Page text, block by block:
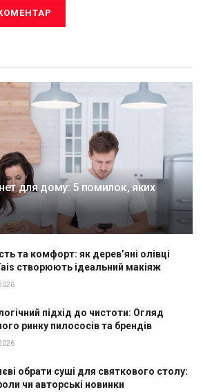
для дому: 5 помилок, яких
та комфорт: як дерев’яні олівці
створюють ідеальний макіяж
підхід до чистоти: Огляд
ринку пилососів та брендів
обрати суші для святкового столу:
чи авторські новинки